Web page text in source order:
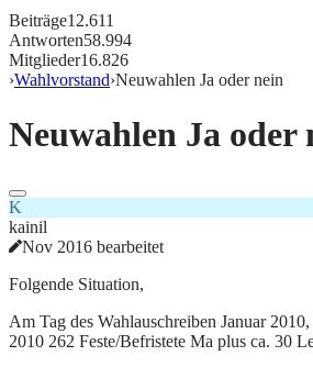
Beiträge12.611
Antworten58.994
Mitglieder16.826
›Wahlvorstand›Neuwahlen Ja oder nein
Neuwahlen Ja oder
K
kainil
Nov 2016 bearbeitet
Folgende Situation,
Am Tag des Wahlauschreiben Januar
2010 262 Feste/Befristete Ma plus ca. 30